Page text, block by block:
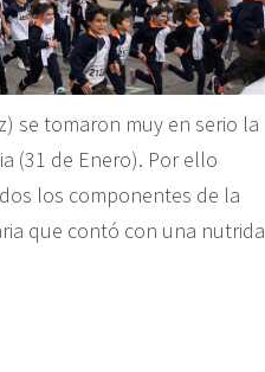
se tomaron muy en serio la
(31 de Enero). Por ello
los componentes de la
que contó con una nutrida